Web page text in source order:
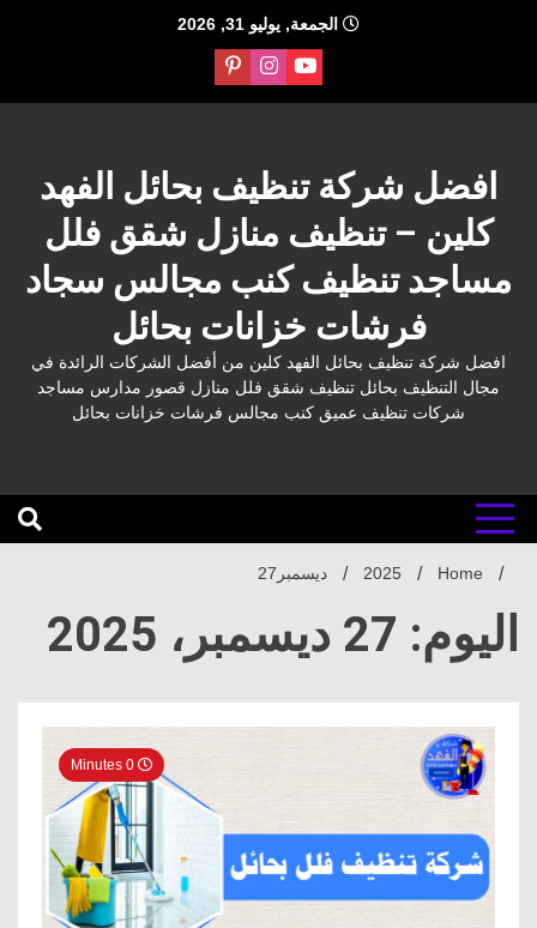
الجمعة, يوليو 31, 2026
افضل شركة تنظيف بحائل الفهد
كلين – تنظيف منازل شقق فلل
مساجد تنظيف كنب مجالس سجاد
فرشات خزانات بحائل
افضل شركة تنظيف بحائل الفهد كلين من أفضل الشركات الرائدة في
مجال التنظيف بحائل تنظيف شقق فلل منازل قصور مدارس مساجد
شركات تنظيف عميق كنب مجالس فرشات خزانات بحائل
Home
2025 ديسمبر 27
اليوم: 27 ديسمبر، 2025